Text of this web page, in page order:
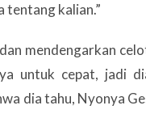
tentang kalian.”
mendengarkan
untuk cepat, jadi
dia tahu, Nyonya